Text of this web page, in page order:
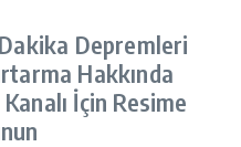
Depremleri
Hakkında
İçin Resime